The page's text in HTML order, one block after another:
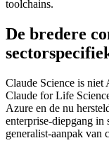
toolchains.
De bredere
Claude Science is niet
Claude for Life
Azure en de nu
enterprise-diepgang
generalist-aanpak van